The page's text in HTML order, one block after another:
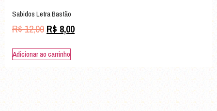
Sabidos Letra Bastão
R$12,00 R$ 8,00
Adicionar ao carrinho